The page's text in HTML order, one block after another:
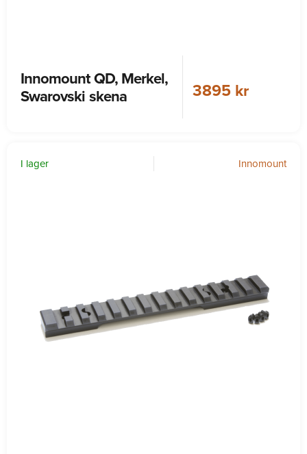
Innomount QD, Merkel,
Swarovski skena
3895 kr
I lager Innomount